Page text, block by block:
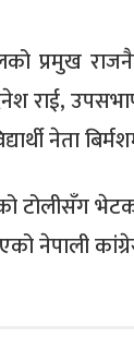
प्रमुख
राई,
नेता
टोलीसँग
नेपाली